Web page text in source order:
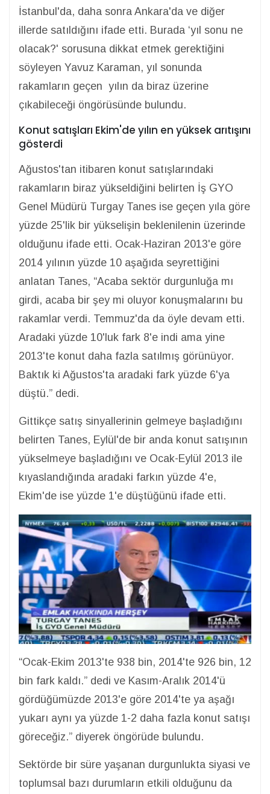
İstanbul'da, daha sonra Ankara'da ve diğer
illerde satıldığını ifade etti. Burada ‘yıl sonu ne
olacak?' sorusuna dikkat etmek gerektiğini
söyleyen Yavuz Karaman, yıl sonunda
rakamların geçen yılın da biraz üzerine
çıkabileceği öngörüsünde bulundu.
Konut satışları Ekim'de yılın en yüksek arıtışını
gösterdi
Ağustos'tan itibaren konut satışlarındaki
rakamların biraz yükseldiğini belirten İş GYO
Genel Müdürü Turgay Tanes ise geçen yıla göre
yüzde 25'lik bir yükselişin beklenilenin üzerinde
olduğunu ifade etti. Ocak-Haziran 2013'e göre
2014 yılının yüzde 10 aşağıda seyrettiğini
anlatan Tanes, “Acaba sektör durgunluğa mı
girdi, acaba bir şey mi oluyor konuşmalarını bu
rakamlar verdi. Temmuz'da da öyle devam etti.
Aradaki yüzde 10'luk fark 8'e indi ama yine
2013'te konut daha fazla satılmış görünüyor.
Baktık ki Ağustos'ta aradaki fark yüzde 6'ya
düştü.” dedi.
Gittikçe satış sinyallerinin gelmeye başladığını
belirten Tanes, Eylül'de bir anda konut satışının
yükselmeye başladığını ve Ocak-Eylül 2013 ile
kıyaslandığında aradaki farkın yüzde 4'e,
Ekim'de ise yüzde 1'e düştüğünü ifade etti.
“Ocak-Ekim 2013'te 938 bin, 2014'te 926 bin, 12
bin fark kaldı.” dedi ve Kasım-Aralık 2014'ü
gördüğümüzde 2013'e göre 2014'te ya aşağı
yukarı aynı ya yüzde 1-2 daha fazla konut satışı
göreceğiz.” diyerek öngörüde bulundu.
Sektörde bir süre yaşanan durgunlukta siyasi ve
toplumsal bazı durumların etkili olduğunu da